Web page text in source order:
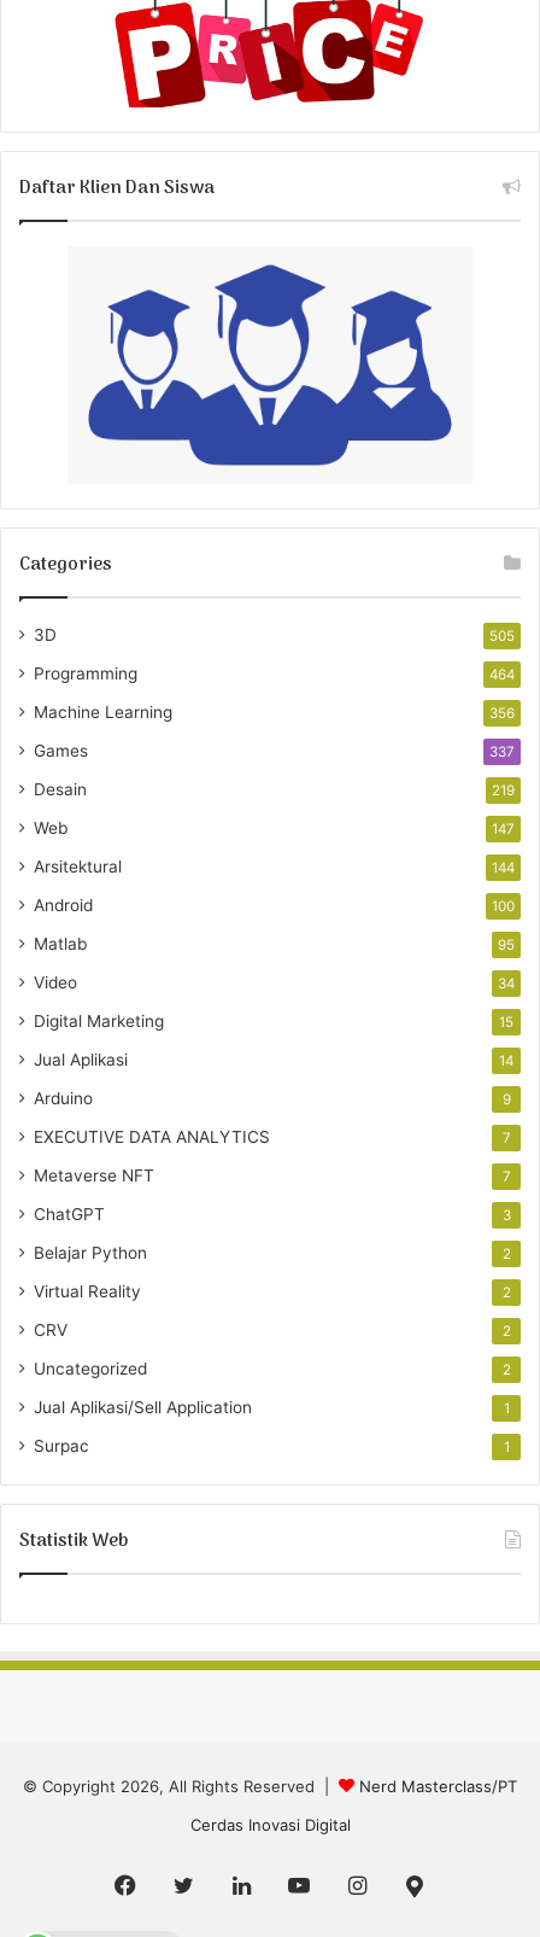
Daftar Klien Dan Siswa
Categories
3D 505
Programming 464
Machine Learning 356
Games 337
Desain 219
Web 147
Arsitektural 144
Android 100
Matlab 95
Video 34
Digital Marketing 15
Jual Aplikasi 14
Arduino 9
EXECUTIVE DATA ANALYTICS 7
Metaverse NFT 7
ChatGPT 3
Belajar Python 2
Virtual Reality 2
CRV 2
Uncategorized 2
Jual Aplikasi/Sell Application 1
Surpac 1
Statistik Web
© Copyright 2026, All Rights Reserved |
Nerd Masterclass/PT
Cerdas Inovasi Digital
Facebook
TwitterLinkedInYouTubeInstagram